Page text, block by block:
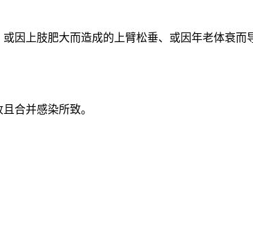
因上肢肥大而造成的上臂松垂、或因年老体衰
合并感染所致。